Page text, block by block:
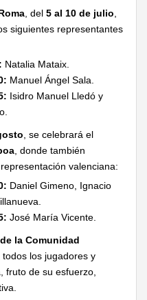
, del 5 al 10 de julio
siguientes representantes
Natalia Mataix.
Manuel Ángel Sala.
Isidro Manuel Lledó y
, se celebrará el
, donde también
valenciana:
Daniel Gimeno, Ignacio
José María Vicente.
la Comunidad
los jugadores y
fruto de su esfuerzo,